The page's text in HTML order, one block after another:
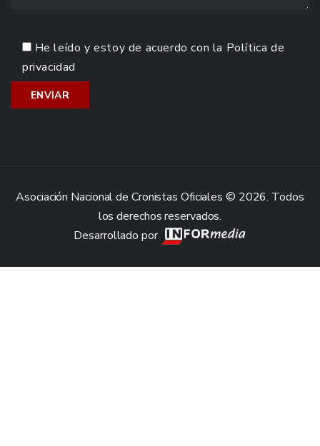
He leído y estoy de acuerdo con la Política de
privacidad
Asociación Nacional de Cronistas Oficiales © 2026. Todos
los derechos reservados.
Desarrollado por